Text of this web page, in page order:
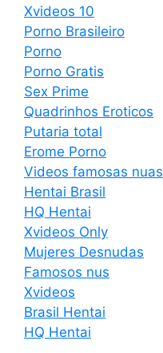
Xvideos 10
Porno Brasileiro
Porno
Porno Gratis
Sex Prime
Quadrinhos Eroticos
Putaria total
Erome Porno
Videos famosas nuas
Hentai Brasil
HQ Hentai
Xvideos Only
Mujeres Desnudas
Famosos nus
Xvideos
Brasil Hentai
HQ Hentai